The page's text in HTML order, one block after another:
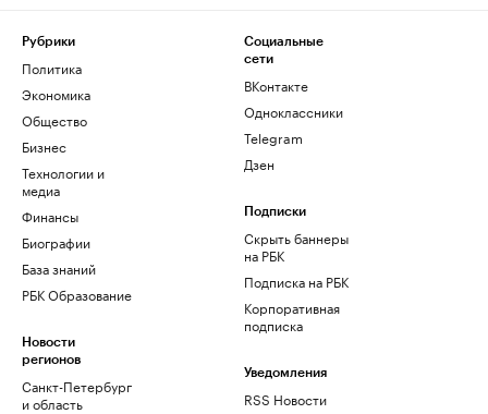
Рубрики
Политика
Экономика
Общество
Бизнес
Технологии и
медиа
Финансы
Биографии
База знаний
РБК Образование
Новости
регионов
Санкт-Петербург
и область
Социальные
сети
ВКонтакте
Одноклассники
Telegram
Дзен
Подписки
Скрыть баннеры
на РБК
Подписка на РБК
Корпоративная
подписка
Уведомления
RSS Новости